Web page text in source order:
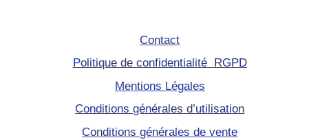
Contact
Politique de confidentialité RGPD
Mentions Légales
Conditions générales d’utilisation
Conditions générales de vente